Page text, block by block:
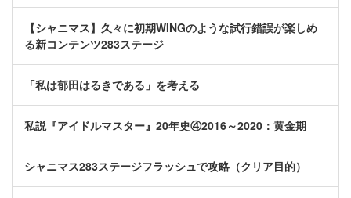
【シャニマス】久々に初期WINGのような試行錯誤が楽しめ
る新コンテンツ283ステージ
「私は郁田はるきである」を考える
私説『アイドルマスター』20年史④2016～2020：黄金期
シャニマス283ステージフラッシュで攻略（クリア目的）